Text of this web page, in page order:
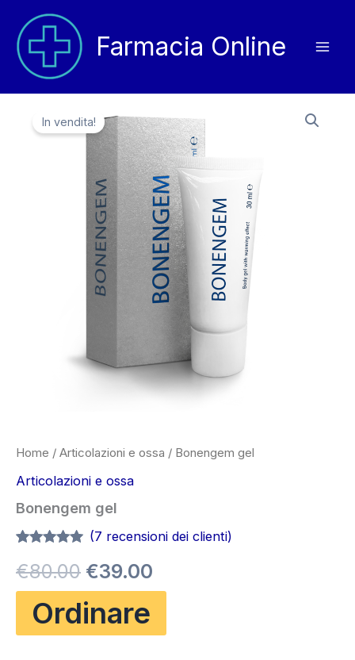
contenuto
Farmacia Online
In vendita!
Home / Articolazioni e ossa / Bonengem gel
Articolazioni e ossa
Bonengem gel
su 5 su
base di
recensioni
(7 recensioni dei clienti)
€80.00 Il
prezzo
originale
€39.00
attuale
Ordinare